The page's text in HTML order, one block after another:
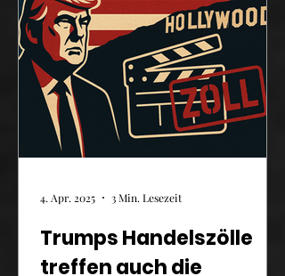
Trumps Handelszölle
treffen auch die
4. Apr. 2025 3 Min. Lesezeit